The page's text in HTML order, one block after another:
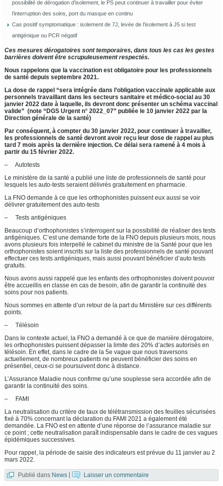
possibilité de dérogation d’isolement, le PS peut continuer à travailler pour éviter
l’interruption des soins, port du masque en continu
Cas positif symptomatique : isolement de 7J, levée de l’isolement à J5 si test
antigénique ou PCR négatif
Ces mesures dérogatoires sont temporaires, dans tous les cas les gestes
barrières doivent être scrupuleusement respectés.
Nous rappelons que la vaccination est obligatoire pour les professionnels
de santé depuis septembre 2021.
La dose de rappel “sera intégrée dans l’obligation vaccinale applicable aux
personnels travaillant dans les secteurs sanitaire et médico-social au 30
janvier 2022 date à laquelle, ils devront donc présenter un schéma vaccinal
valide” (note “DGS Urgent n° 2022_07” publiée le 10 janvier 2022 par la
Direction générale de la santé)
Par conséquent, à compter du 30 janvier 2022, pour continuer à travailler,
les professionnels de santé devront avoir reçu leur dose de rappel au plus
tard 7 mois après la dernière injection. Ce délai sera ramené à 4 mois à
partir du 15 février 2022.
– Autotests
Le ministère de la santé a publié une liste de professionnels de santé pour
lesquels les auto-tests seraient délivrés gratuitement en pharmacie.
La FNO demande à ce que les orthophonistes puissent eux aussi se voir
délivrer gratuitement des auto-tests
– Tests antigéniques
Beaucoup d’orthophonistes s’interrogent sur la possibilité de réaliser des tests
antigéniques. C’est une demande forte de la FNO depuis plusieurs mois, nous
avons plusieurs fois interpellé le cabinet du ministre de la Santé pour que les
orthophonistes soient inscrits sur la liste des professionnels de santé pouvant
effectuer ces tests antigéniques, mais aussi pouvant bénéficier d’auto tests
gratuits.
Nous avons aussi rappelé que les enfants des orthophonistes doivent pouvoir
être accueillis en classe en cas de besoin, afin de garantir la continuité des
soins pour nos patients.
Nous sommes en attente d’un retour de la part du Ministère sur ces différents
points.
– Télésoin
Dans le contexte actuel, la FNO a demandé à ce que de manière dérogatoire,
les orthophonistes puissent dépasser la limite des 20% d’actes autorisés en
télésoin. En effet, dans le cadre de la 5e vague que nous traversons
actuellement, de nombreux patients ne peuvent bénéficier des soins en
présentiel, ceux-ci se poursuivent donc à distance.
L’Assurance Maladie nous confirme qu’une souplesse sera accordée afin de
garantir la continuité des soins.
– FAMI
La neutralisation du critère de taux de télétransmission des feuilles sécurisées
fixé à 70% concernant la déclaration du FAMI 2021 a également été
demandée. La FNO est en attente d’une réponse de l’assurance maladie sur
ce point ; cette neutralisation paraît indispensable dans le cadre de ces vagues
épidémiques successives.
Pour rappel, la période de saisie des indicateurs est prévue du 11 janvier au 2
mars 2022.
Publié dans News Laisser un commentaire